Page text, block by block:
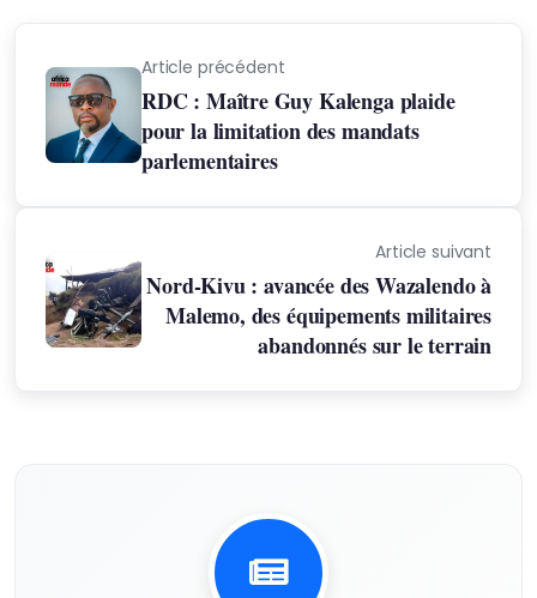
Article précédent
RDC : Maître Guy Kalenga plaide
pour la limitation des mandats
parlementaires
Article suivant
Nord-Kivu : avancée des Wazalendo à
Malemo, des équipements militaires
abandonnés sur le terrain